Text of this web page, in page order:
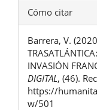
Detalles
del
artículo
Cómo citar
Barrera, V.
INVASIÓN
DIGITAL, (46).
https://
w/501